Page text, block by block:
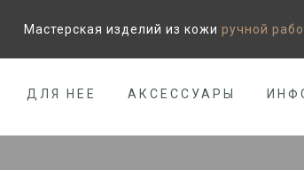
Мастерская изделий из кожиручной
ДЛЯ НЕЕ АКСЕССУАРЫ